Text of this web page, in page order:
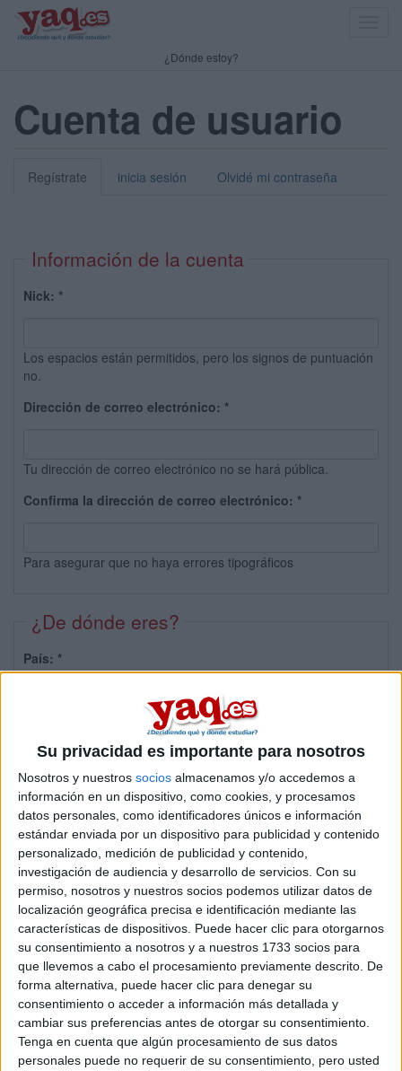
Su privacidad es importante para nosotros
Nosotros y nuestros socios almacenamos y/o accedemos a
información en un dispositivo, como cookies, y procesamos
datos personales, como identificadores únicos e información
estándar enviada por un dispositivo para publicidad y contenido
personalizado, medición de publicidad y contenido,
investigación de audiencia y desarrollo de servicios. Con su
permiso, nosotros y nuestros socios podemos utilizar datos de
localización geográfica precisa e identificación mediante las
características de dispositivos. Puede hacer clic para otorgarnos
su consentimiento a nosotros y a nuestros 1733 socios para
que llevemos a cabo el procesamiento previamente descrito. De
forma alternativa, puede hacer clic para denegar su
consentimiento o acceder a información más detallada y
cambiar sus preferencias antes de otorgar su consentimiento.
Tenga en cuenta que algún procesamiento de sus datos
personales puede no requerir de su consentimiento, pero usted
¿Dónde estoy?
Cuenta de usuario
Regístrate inicia sesión Olvidé mi contraseña
Información de la cuenta
Nick: *
Los espacios están permitidos, pero los signos de puntuación
no.
Dirección de correo electrónico: *
Tu dirección de correo electrónico no se hará pública.
Confirma la dirección de correo electrónico: *
Para asegurar que no haya errores tipográficos
¿De dónde eres?
País: *
Sobre ti
Soy:*
Chico
Chica
¿En qué año terminas (o terminaste) bachillerato o FP?
Soy estudiante de:*